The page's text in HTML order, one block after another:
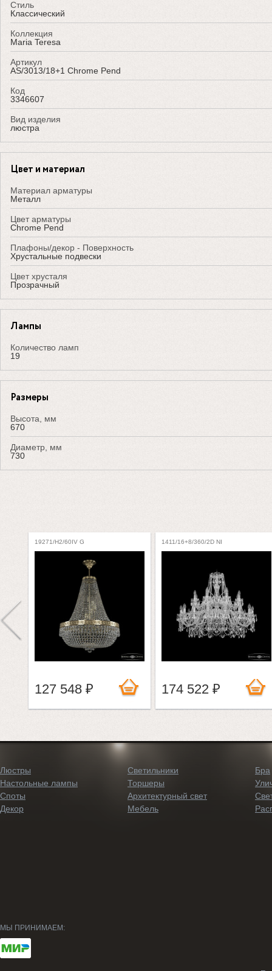
Стиль
Классический
Коллекция
Maria Teresa
Артикул
AS/3013/18+1 Chrome Pend
Код
3346607
Вид изделия
люстра
Цвет и материал
Материал арматуры
Металл
Цвет арматуры
Chrome Pend
Плафоны/декор - Поверхность
Хрустальные подвески
Цвет хрусталя
Прозрачный
Лампы
Количество ламп
19
Размеры
Высота, мм
670
Диаметр, мм
730
19271/H2/60IV G
127 548 ₽
1411/16+8/360/2D NI
174 522 ₽
Люстры Светильники
Бра
Настольные лампы
Торшеры
Споты
Архитектурный свет
Декор
Мебель
МЫ ПРИНИМАЕМ: